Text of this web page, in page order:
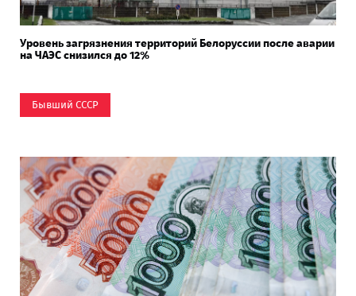
Уровень загрязнения территорий Белоруссии после аварии
на ЧАЭС снизился до 12%
Бывший СССР